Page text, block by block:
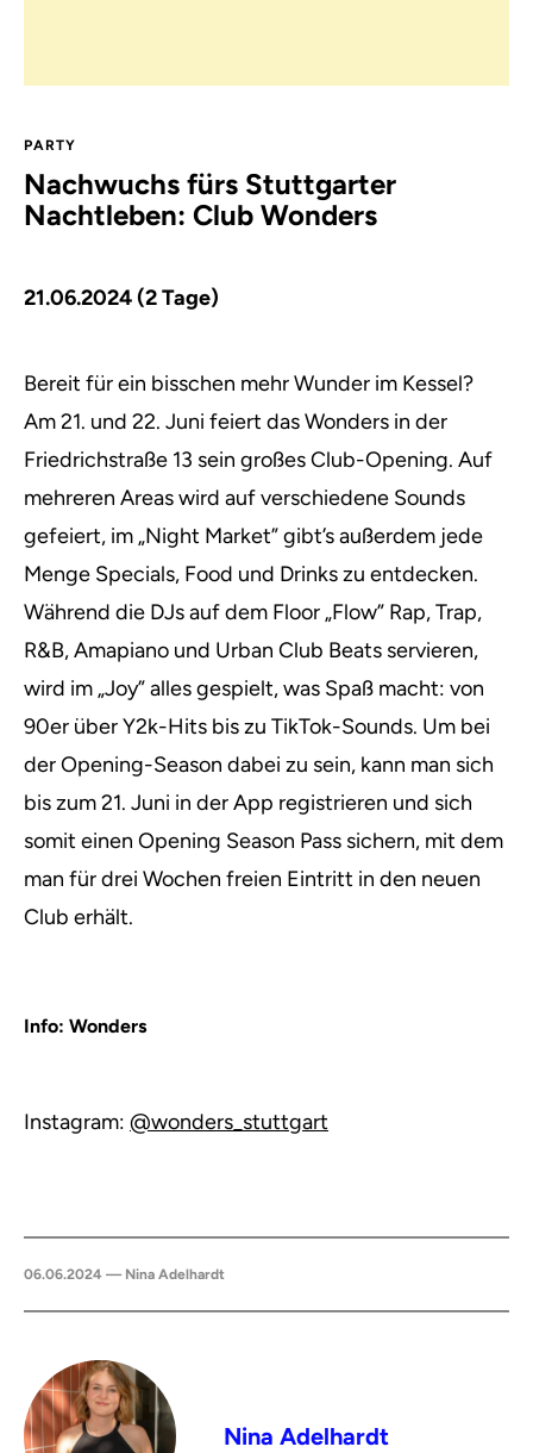
PARTY
Nachwuchs fürs Stuttgarter
Nachtleben: Club Wonders
21.06.2024 (2 Tage)
Bereit für ein bisschen mehr Wunder im Kessel?
Am 21. und 22. Juni feiert das Wonders in der
Friedrichstraße 13 sein großes Club-Opening. Auf
mehreren Areas wird auf verschiedene Sounds
gefeiert, im „Night Market” gibt’s außerdem jede
Menge Specials, Food und Drinks zu entdecken.
Während die DJs auf dem Floor „Flow” Rap, Trap,
R&B, Amapiano und Urban Club Beats servieren,
wird im „Joy” alles gespielt, was Spaß macht: von
90er über Y2k-Hits bis zu TikTok-Sounds. Um bei
der Opening-Season dabei zu sein, kann man sich
bis zum 21. Juni in der App registrieren und sich
somit einen Opening Season Pass sichern, mit dem
man für drei Wochen freien Eintritt in den neuen
Club erhält.
Info: Wonders
Instagram: @wonders_stuttgart
06.06.2024 — Nina Adelhardt
Nina Adelhardt